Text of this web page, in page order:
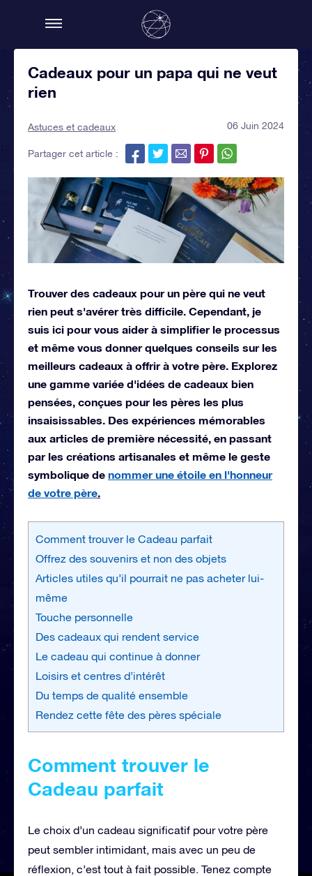
Cadeaux pour un papa qui ne veut
rien
Astuces et cadeaux 06 Juin 2024
Partager cet article :
Trouver des cadeaux pour un père qui ne veut
rien peut s'avérer très difficile. Cependant, je
suis ici pour vous aider à simplifier le processus
et même vous donner quelques conseils sur les
meilleurs cadeaux à offrir à votre père. Explorez
une gamme variée d'idées de cadeaux bien
pensées, conçues pour les pères les plus
insaisissables. Des expériences mémorables
aux articles de première nécessité, en passant
par les créations artisanales et même le geste
symbolique de nommer une étoile en l'honneur
de votre père.
Comment trouver le Cadeau parfait
Offrez des souvenirs et non des objets
Articles utiles qu’il pourrait ne pas acheter lui-
même
Touche personnelle
Des cadeaux qui rendent service
Le cadeau qui continue à donner
Loisirs et centres d’intérêt
Du temps de qualité ensemble
Rendez cette fête des pères spéciale
Comment trouver le
Cadeau parfait
Le choix d’un cadeau significatif pour votre père
peut sembler intimidant, mais avec un peu de
réflexion, c’est tout à fait possible. Tenez compte